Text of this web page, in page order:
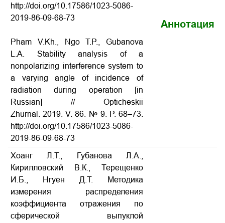
http://doi.org/10.17586/1023-5086-
2019-86-09-68-73
Pham V.Kh., Ngo T.P., Gubanova
L.A. Stability analysis of a
nonpolarizing interference system to
a varying angle of incidence of
radiation during operation
[in
Russian] // Opticheskii
Zhurnal. 2019. V. 86. № 9. P. 68–73.
http://doi.org/10.17586/1023-5086-
2019-86-09-68-73
Аннотация
Хоанг Л.Т., Губанова Л.А.,
Кирилловский В.К., Терещенко
И.Б., Нгуен Д.Т. Методика
измерения распределения
коэффициента отражения по
сферической выпуклой